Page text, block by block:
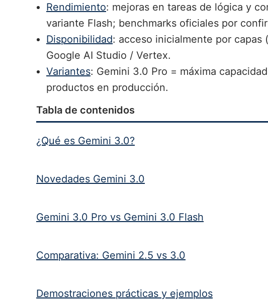
Rendimiento: mejoras en tareas de lógica y
variante Flash; benchmarks oficiales por
Disponibilidad: acceso inicialmente por
Google AI Studio / Vertex.
Variantes: Gemini 3.0 Pro = máxima
productos en producción.
Tabla de contenidos
¿Qué es Gemini 3.0?
Novedades Gemini 3.0
Gemini 3.0 Pro vs Gemini 3.0 Flash
Comparativa: Gemini 2.5 vs 3.0
Demostraciones prácticas y ejemplos